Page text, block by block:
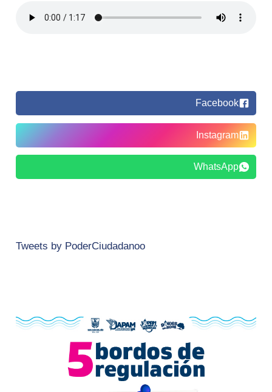
Facebook
Instagram
WhatsApp
Tweets by PoderCiudadanoo